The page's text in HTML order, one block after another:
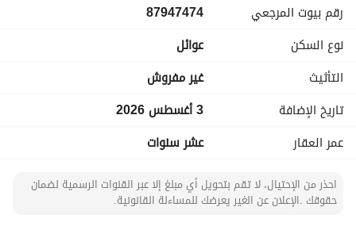
رقم بيوت المرجعي
87947474
نوع السكن
عوائل
التأثيث
غير مفروش
تاريخ الإضافة
3 أغسطس 2026
عمر العقار
عشر سنوات
احذر من الإحتيال، لا تقم بتحويل أي مبلغ إلا عبر القنوات الرسمية لضمان
حقوقك .الإعلان عن الغير يعرضك للمساءلة القانونية.